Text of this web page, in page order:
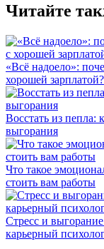
Читайте
«Всё надоело»:
хорошей зарплатой?
Восстать из пепла:
выгорания
Что такое
стоить вам работы
Стресс и
карьерный